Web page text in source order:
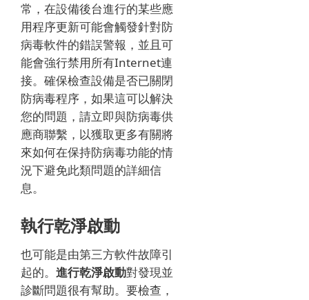
常，在設備後台進行的某些應
用程序更新可能會觸發針對防
病毒軟件的錯誤警報，並且可
能會強行禁用所有Internet連
接。 確保檢查設備是否已關閉
防病毒程序，如果這可以解決
您的問題，請立即與防病毒供
應商聯繫，以獲取更多有關將
來如何在保持防病毒功能的情
況下避免此類問題的詳細信
息。
執行乾淨啟動
也可能是由第三方軟件故障引
起的。 進行乾淨啟動對發現並
診斷問題很有幫助。 要檢查，